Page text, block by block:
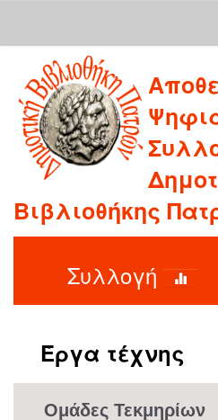
navigation
Βιβλιοθήκης
Συλλογή
Έργα τέχνης
Ομάδες Τεκμηρίων